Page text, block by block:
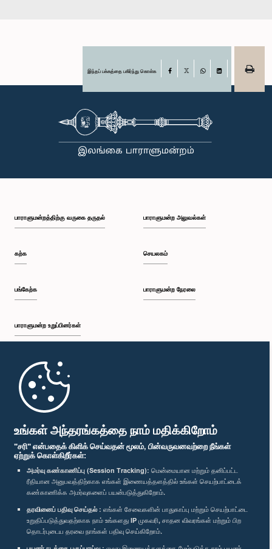
உங்கள் அந்தரங்கத்தை நாம் மதிக்கிறோம்
"சரி" என்பதைக் கிளிக் செய்வதன் மூலம், பின்வருவனவற்றை நீங்கள்
ஏற்றுக் கொள்கிறீர்கள்:
அமர்வு கண்காணிப்பு (Session Tracking): மென்மையான மற்றும் தனிப்பட்ட
ரீதியான அனுபவத்திற்காக எங்கள் இணையத்தளத்தில் உங்கள் செயற்பாட்டைக்
கண்காணிக்க அமர்வுகளைப் பயன்படுத்துகிறோம்.
தரவினைப் பதிவு செய்தல் : எங்கள் சேவைகளின் பாதுகாப்பு மற்றும் செயற்பாட்டை
உறுதிப்படுத்துவதற்காக நாம் உங்களது IP முகவரி, சாதன விவரங்கள் மற்றும் பிற
தொடர்புடைய தரவை நாங்கள் பதிவு செய்கிறோம்.
இந்தப் பக்கத்தை பகிர்ந்து கொள்க Facebook
பாராளுமன்றத்திற்கு வருகை தருதல்
கற்க
பங்கேற்க
பாராளுமன்ற உறுப்பினர்கள்
முதற்பக்கம்
பாராளுமன்ற அலுவல்கள்
செயலகம்
பாராளுமன்ற நேரலை
பாராளுமன்ற கையடக்க செயலி
எம்மை பின்தொடர்க :
விருதுகள்